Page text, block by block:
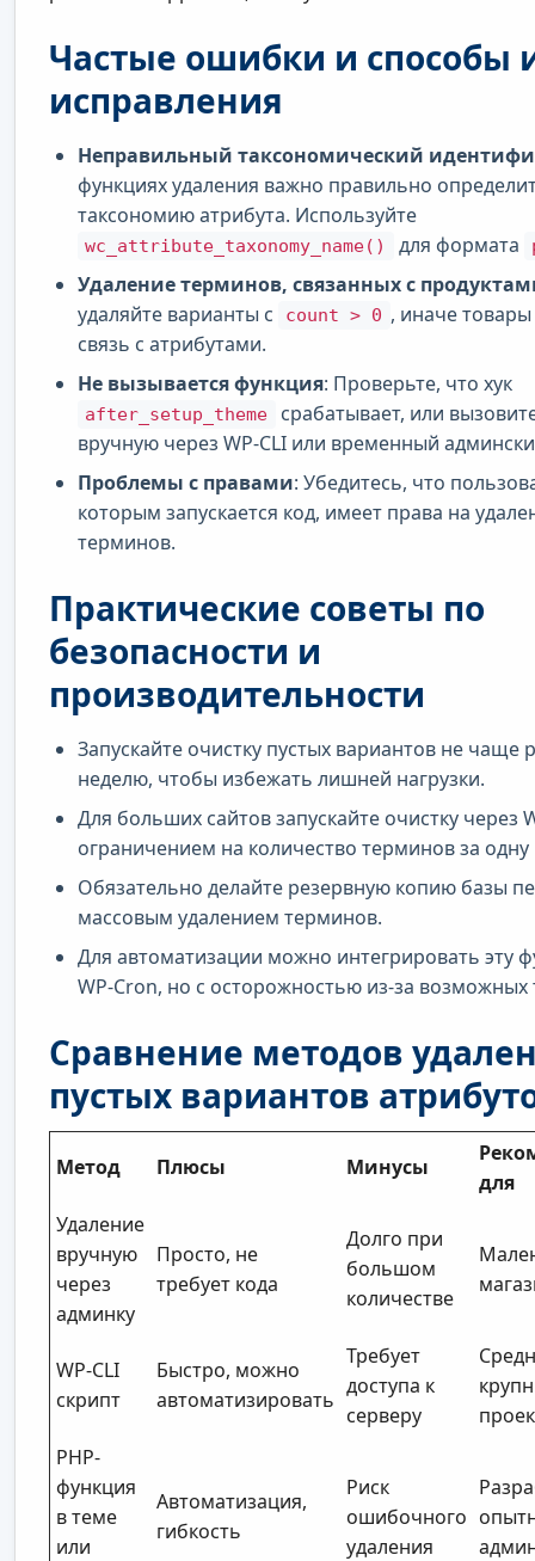
Частые ошибки и способы
исправления
Неправильный таксономический
функциях удаления важно правильно
таксономию атрибута. Используйте
wc_attribute_taxonomy_name() для формата
Удаление терминов, связанных с
удаляйте варианты с
count > 0 , иначе
связь с атрибутами.
Не вызывается функция: Проверьте, что хук
after_setup_theme
срабатывает, или
вручную через WP-CLI или временный
Проблемы с правами: Убедитесь, что
которым запускается код, имеет права на
терминов.
Практические советы по
безопасности и
производительности
Запускайте очистку пустых вариантов не чаще
неделю, чтобы избежать лишней нагрузки.
Для больших сайтов запускайте очистку через
ограничением на количество терминов за
Обязательно делайте резервную копию базы
массовым удалением терминов.
Для автоматизации можно интегрировать эту
WP-Cron, но с осторожностью из-за возможных
Сравнение методов
пустых вариантов
Метод Плюсы Минусы
для
Удаление
вручную
через
админку
Просто, не
требует кода
Долго при
большом
количестве
WP-CLI
скрипт
Быстро, можно
автоматизировать
Требует
доступа к
серверу
PHP-
функция
в теме
или
Автоматизация,
гибкость
Риск
ошибочного
удаления